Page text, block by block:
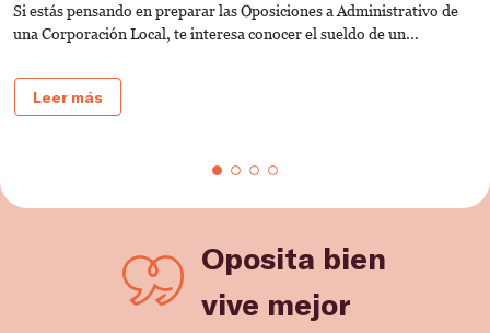
Si estás pensando en preparar las Oposiciones a Administrativo de
una Corporación Local, te interesa conocer el sueldo de un...
Leer más
Oposita bien
vive mejor